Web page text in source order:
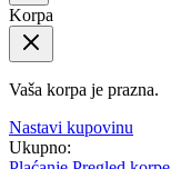
Korpa
Vaša korpa je prazna.
Nastavi kupovinu
Ukupno: